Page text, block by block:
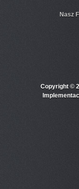
Nasz
Copyright ©